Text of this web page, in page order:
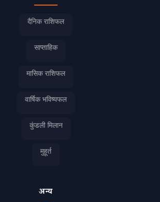
दैनिक राशिफल
साप्ताहिक
मासिक राशिफल
वार्षिक भविष्यफल
कुंडली मिलान
मुहूर्त
अन्य